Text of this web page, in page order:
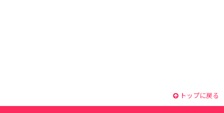
トップに戻る